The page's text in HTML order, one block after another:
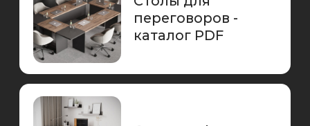
Витрины -
каталог PDF